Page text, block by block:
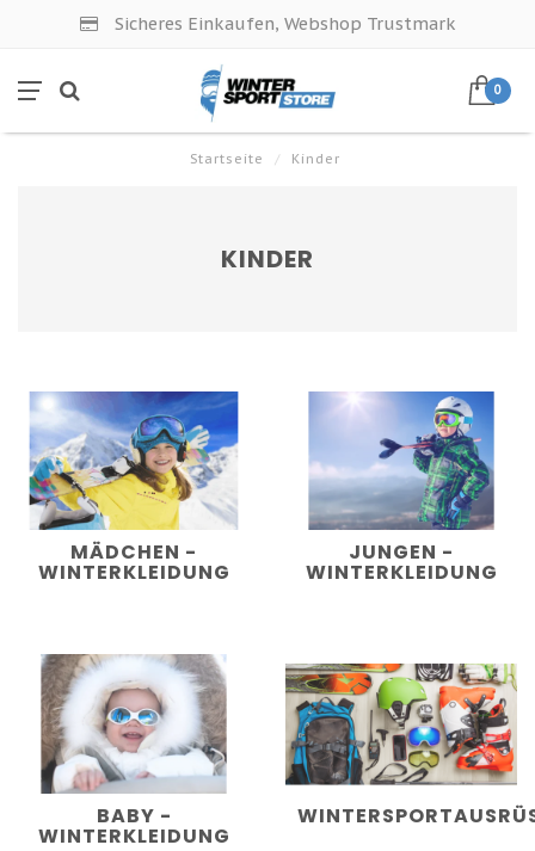
Sicheres Einkaufen, Webshop Trustmark
0
Startseite / Kinder
KINDER
MÄDCHEN -
WINTERKLEIDUNG
JUNGEN -
WINTERKLEIDUNG
BABY -
WINTERKLEIDUNG